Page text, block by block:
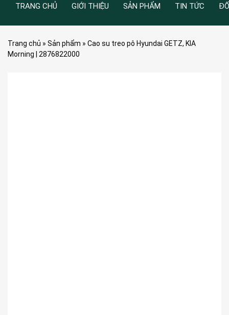
TRANG CHỦ GIỚI THIỆU SẢN PHẨM TIN TỨC
Trang chủ » Sản phẩm » Cao su treo pô Hyundai GETZ, KIA
Morning | 2876822000